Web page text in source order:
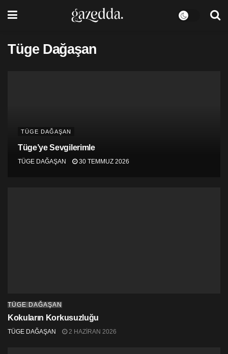
Tüge Dağaşan
TÜGE DAĞAŞAN
Tüge’ye Sevgilerimle
TÜGE DAĞAŞAN 30 TEMMUZ 2026
TÜGE DAĞAŞAN
Kokuların Korkusuzluğu
TÜGE DAĞAŞAN 2 HAZIRAN 2026